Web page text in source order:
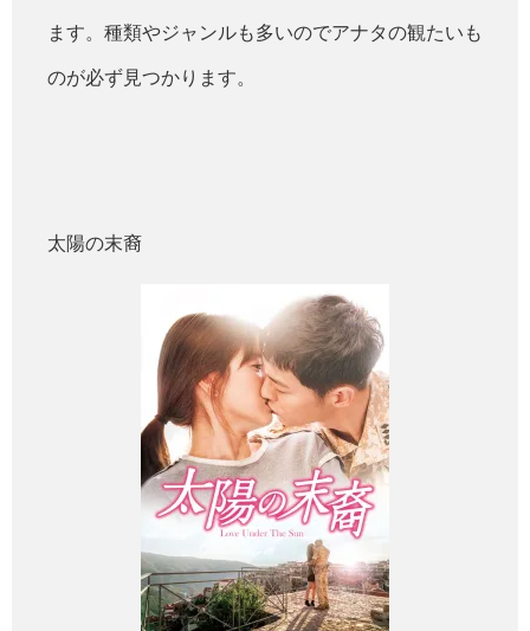
ます。種類やジャンルも多いのでアナタの観たいも
のが必ず見つかります。
太陽の末裔